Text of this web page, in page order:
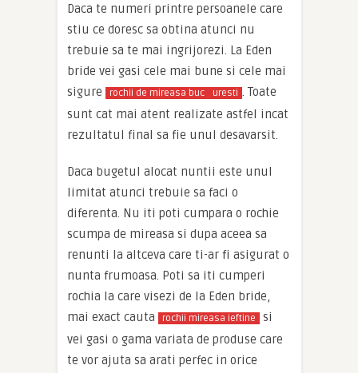
Daca te numeri printre persoanele care
stiu ce doresc sa obtina atunci nu
trebuie sa te mai ingrijorezi. La Eden
bride vei gasi cele mai bune si cele mai
sigure
rochii de mireasa buc uresti . Toate
sunt cat mai atent realizate astfel incat
rezultatul final sa fie unul desavarsit.
Daca bugetul alocat nuntii este unul
limitat atunci trebuie sa faci o
diferenta. Nu iti poti cumpara o rochie
scumpa de mireasa si dupa aceea sa
renunti la altceva care ti-ar fi asigurat o
nunta frumoasa. Poti sa iti cumperi
rochia la care visezi de la Eden bride,
mai exact cauta
rochii mireasa ieftine
si
vei gasi o gama variata de produse care
te vor ajuta sa arati perfec in orice